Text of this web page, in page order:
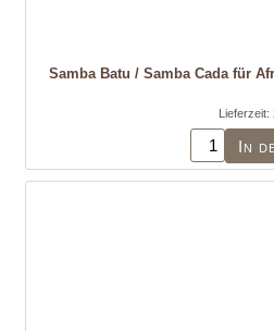
Samba Batu / Samba Cada für
Lieferzeit:
In